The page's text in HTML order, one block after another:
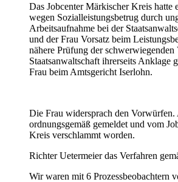
Das Jobcenter Märkischer Kreis hatte
wegen Sozialleistungsbetrug durch
Arbeitsaufnahme bei der
und der Frau Vorsatz beim
nähere Prüfung der
Staatsanwaltschaft ihrerseits Anklage
Frau beim Amtsgericht Iserlohn.
Die Frau widersprach den Vorwürfen.
ordnungsgemäß gemeldet und vom
Kreis verschlammt worden.
Richter Uetermeier das Verfahren
Wir waren mit 6 Prozessbeobachtern